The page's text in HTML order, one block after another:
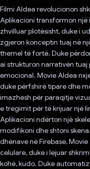
Filmi AIdea revolucionon
Aplikacioni transformon një
zhvilluar plotësisht, duke i
zgjeron konceptin tuaj në
themel të fortë. Duke
ai strukturon narrativën
emocional. Movie AIdea
duke përfshirë tipare dhe
imazhesh për paraqitje
e tregimit për të krijuar një
Aplikacioni ndërton një
modifikoni dhe shtoni
dhënave në Firebase,
celulare, duke i lejuar
kohë, kudo. Duke